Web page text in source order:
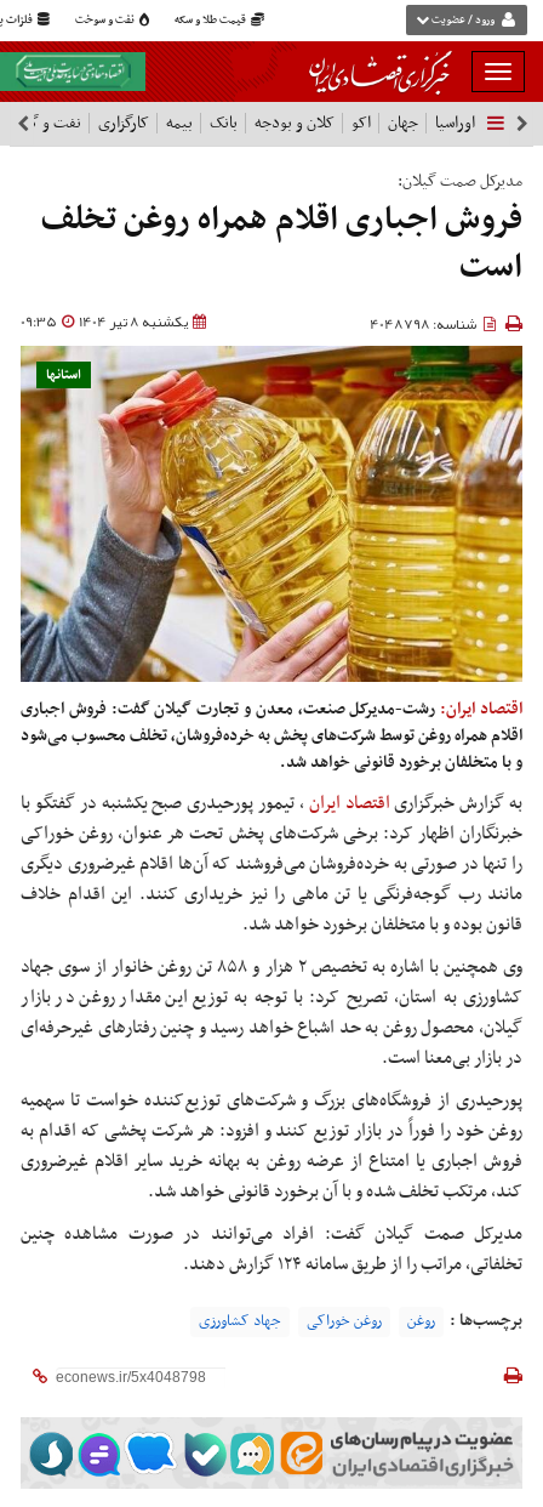
قیمت طلا و سکه نفت و سوخت فلزات ورود / عضویت
بار
و
بسته
نمودن
فهرست
اوراسیا جهان اکو کلان و بودجه بانک بیمه کارگزاری نفت و گاز
مدیرکل صمت گیلان:
فروش اجباری اقلام همراه روغن تخلف
است
یکشنبه 8 تیر 1404 09:35 شناسه: 4048798
استانها
اقتصاد ایران: رشت-مدیرکل صنعت، معدن و تجارت گیلان گفت: فروش اجباری
اقلام همراه روغن توسط شرکت‌های پخش به خرده‌فروشان، تخلف محسوب می‌شود
و با متخلفان برخورد قانونی خواهد شد.
به گزارش خبرگزاریاقتصاد ایران،تیمور پورحیدری صبح یکشنبه در گفتگو با
خبرنگاران اظهار کرد: برخی شرکت‌های پخش تحت هر عنوان، روغن خوراکی
را تنها در صورتی به خرده‌فروشان می‌فروشند که آن‌ها اقلامغیرضروری دیگری
مانند رب گوجه‌فرنگی یا تن ماهی را نیز خریداری کنند. این اقدام خلاف
قانون بوده و با متخلفان برخورد خواهد شد.
وی همچنین با اشاره به تخصیص ۲ هزار و ۸۵۸ تن روغن خانوار از سوی جهاد
کشاورزی به استان، تصریح کرد: با توجه بهتوزیعاین مقدار روغن در بازار
گیلان، محصول روغن به حد اشباع خواهد رسید و چنین رفتارهای غیرحرفه‌ای
در بازار بی‌معنا است.
پورحیدری از فروشگاه‌های بزرگ و شرکت‌های توزیع‌کننده خواست تا سهمیه
روغن خودرا فوراً در بازارتوزیع کنند و افزود: هر شرکتپخشیکه اقدام به
فروش اجباری یا امتناع از عرضه روغن به بهانه خرید سایراقلام غیرضروری
کند، مرتکب تخلف شده و با آن برخورد قانونی خواهد شد.
مدیرکلصمت گیلان گفت: افراد می‌توانند در صورت مشاهده چنین
تخلفاتی، مراتب را از طریق سامانه ۱۲۴ گزارش دهند.
برچسب‌ها : روغن روغن خوراکی جهاد کشاورزی